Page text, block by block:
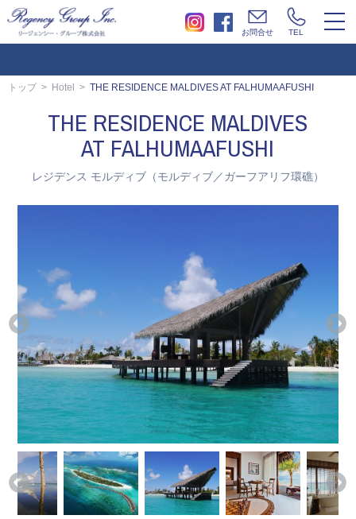
お問合せ TEL
トップ Hotel THE RESIDENCE MALDIVES AT FALHUMAAFUSHI
THE RESIDENCE MALDIVES
AT FALHUMAAFUSHI
レジデンス モルディブ（モルディブ／ガーフアリフ環礁）